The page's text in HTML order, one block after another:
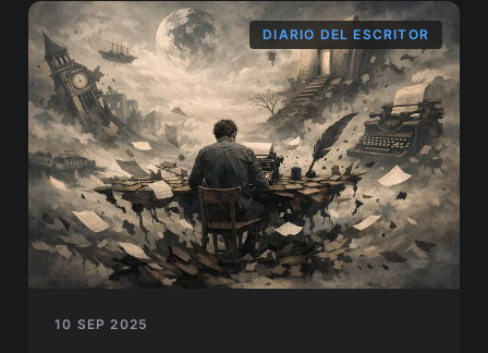
DIARIO DEL ESCRITOR
10 SEP 2025